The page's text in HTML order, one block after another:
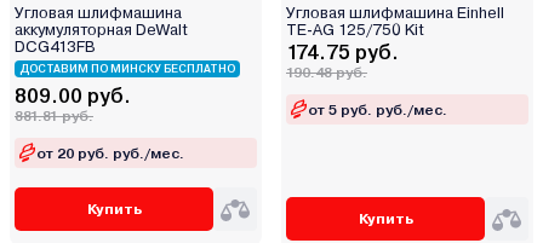
Угловая шлифмашина
аккумуляторная DeWalt
DCG413FB
ДОСТАВИМ ПО МИНСКУ БЕСПЛАТНО
809.00 руб.
881.81 руб.
от 20 руб. руб./мес.
Купить
Угловая шлифмашина Einhell
TE-AG 125/750 Kit
174.75 руб.
190.48 руб.
от 5 руб. руб./мес.
Купить